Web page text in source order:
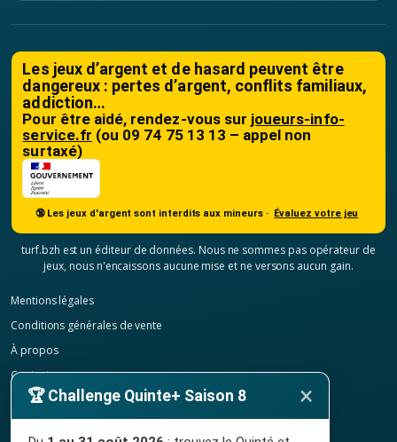
Les jeux d’argent et de hasard peuvent être
dangereux : pertes d’argent, conflits familiaux,
addiction…
Pour être aidé, rendez-vous sur joueurs-info-
service.fr (ou 09 74 75 13 13 – appel non
surtaxé)
🔞 Les jeux d'argent sont interdits aux mineurs · Évaluez votre jeu
turf.bzh est un éditeur de données. Nous ne sommes pas opérateur de
jeux, nous n'encaissons aucune mise et ne versons aucun gain.
Mentions légales
Conditions générales de vente
À propos
Contact
Confidentialité
🏆 Challenge Quinte+ Saison 8 ×